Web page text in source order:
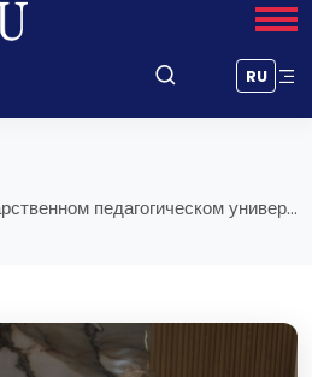
RU
педагогическом универ...